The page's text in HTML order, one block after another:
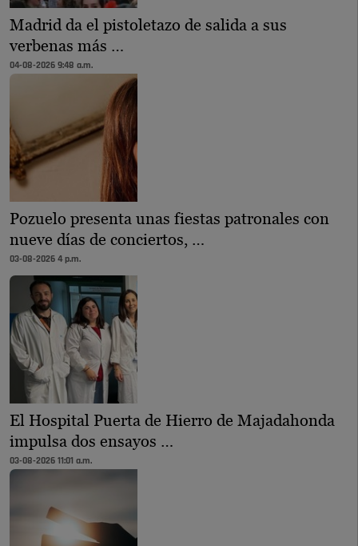
Madrid da el pistoletazo de salida a sus
verbenas más …
04-08-2026 9:48 a.m.
Pozuelo presenta unas fiestas patronales con
nueve días de conciertos, …
03-08-2026 4 p.m.
El Hospital Puerta de Hierro de Majadahonda
impulsa dos ensayos …
03-08-2026 11:01 a.m.